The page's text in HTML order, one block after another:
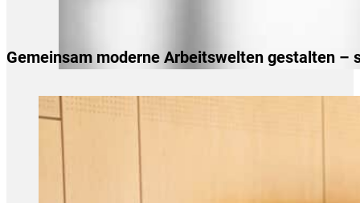
Gemeinsam moderne Arbeitswelten gestalten